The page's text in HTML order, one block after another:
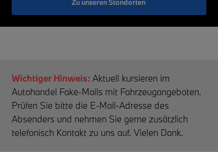
Zu unseren Standorten
Wichtiger Hinweis: Aktuell kursieren im
Autohandel Fake-Mails mit Fahrzeugangeboten.
Prüfen Sie bitte die E-Mail-Adresse des
Absenders und nehmen Sie gerne zusätzlich
telefonisch Kontakt zu uns auf. Vielen Dank.